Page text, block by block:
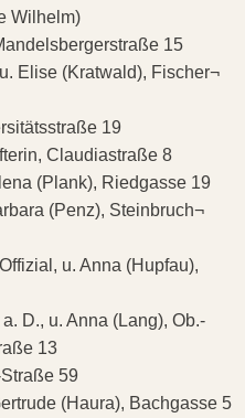
Wilhelm)
15
Elise (Kratwald), Fischer¬
19
Claudiastraße 8
(Plank), Riedgasse 19
(Penz), Steinbruch¬
u. Anna (Hupfau),
D., u. Anna (Lang), Ob.-
13
59
(Haura), Bachgasse 5